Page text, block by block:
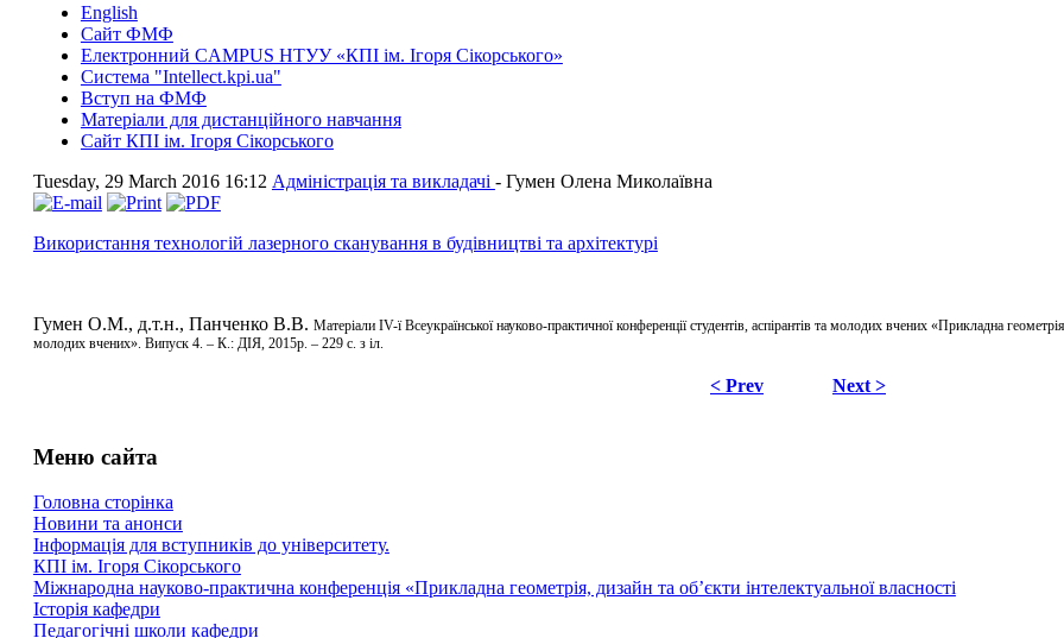
English
Сайт ФМФ
Електронний CAMPUS НТУУ «КПІ ім. Ігоря Сікорського»
Система "Intellect.kpi.ua"
Вступ на ФМФ
Матеріали для дистанційного навчання
Сайт КПІ ім. Ігоря Сікорського
Tuesday, 29 March 2016 16:12 Адміністрація та викладачі - Гумен Олена Миколаївна
Використання технологій лазерного сканування в будівництві та архітектурі
Гумен О.М., д.т.н., Панченко В.В. Матеріали ІV-ї Всеукраїнської науково-практичної конференції студентів, аспірантів та молодих вчених «Прикладна
молодих вчених». Випуск 4. – К.: ДІЯ, 2015р. – 229 с. з іл.
< Prev Next >
Меню сайта
Головна сторінка
Новини та анонси
Інформація для вступників до університету.
КПІ ім. Ігоря Сікорського
Міжнародна науково-практична конференція «Прикладна геометрія, дизайн та об’єкти інтелектуальної власності
Історія кафедри
Педагогічні школи кафедри